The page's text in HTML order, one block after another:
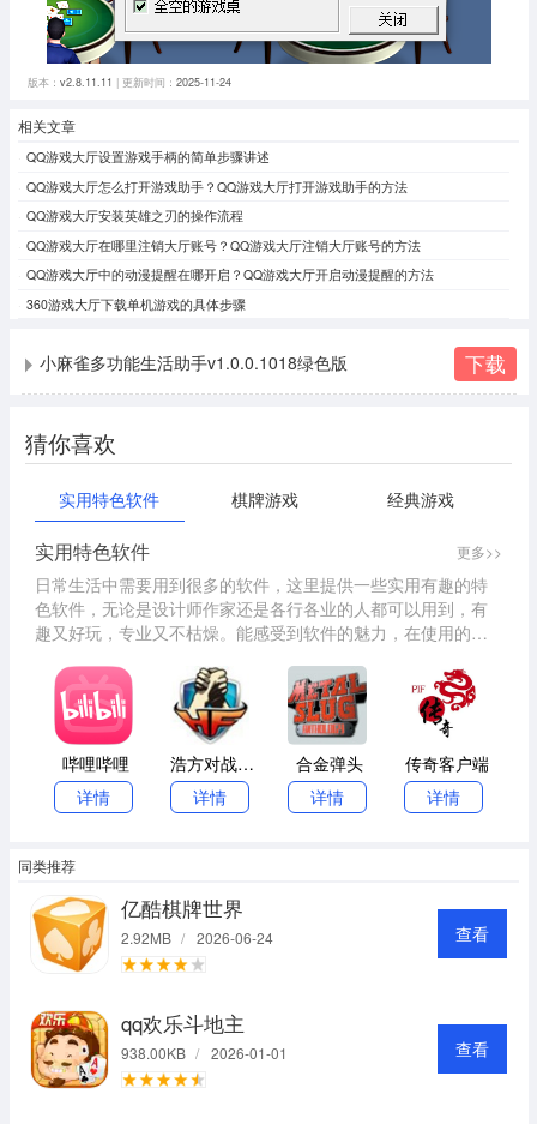
版本： v2.8.11.11 | 更新时间： 2025-11-24
相关文章
QQ游戏大厅设置游戏手柄的简单步骤讲述
QQ游戏大厅怎么打开游戏助手？QQ游戏大厅打开游戏助手的方法
QQ游戏大厅安装英雄之刃的操作流程
QQ游戏大厅在哪里注销大厅账号？QQ游戏大厅注销大厅账号的方法
QQ游戏大厅中的动漫提醒在哪开启？QQ游戏大厅开启动漫提醒的方法
360游戏大厅下载单机游戏的具体步骤
小麻雀多功能生活助手v1.0.0.1018绿色版 下载
猜你喜欢
实用特色软件 棋牌游戏 经典游戏
实用特色软件 更多>>
日常生活中需要用到很多的软件，这里提供一些实用有趣的特
色软件，无论是设计师作家还是各行各业的人都可以用到，有
趣又好玩，专业又不枯燥。能感受到软件的魅力，在使用的过
哔哩哔哩
详情
浩方对战平台客户端
详情
合金弹头
详情
传奇客户端
详情
同类推荐
亿酷棋牌世界
2.92MB / 2026-06-24 查看
qq欢乐斗地主
938.00KB / 2026-01-01 查看